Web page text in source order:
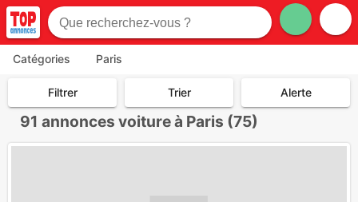
Catégories Paris
Filtrer Trier Alerte
91 annonces voiture à Paris (75)